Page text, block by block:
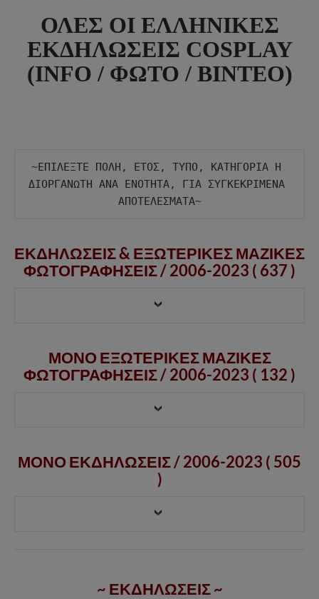
ΟΛΕΣ ΟΙ ΕΛΛΗΝΙΚΕΣ
ΕΚΔΗΛΩΣΕΙΣ COSPLAY
(INFO / ΦΩΤΟ / ΒΙΝΤΕΟ)
~ΕΠΙΛΕΞΤΕ ΠΟΛΗ, ΕΤΟΣ, ΤΥΠΟ, ΚΑΤΗΓΟΡΙΑ Η
ΔΙΟΡΓΑΝΩΤΗ ΑΝΑ ΕΝΟΤΗΤΑ, ΓΙΑ ΣΥΓΚΕΚΡΙΜΕΝΑ
ΑΠΟΤΕΛΕΣΜΑΤΑ~
ΕΚΔΗΛΩΣΕΙΣ & ΕΞΩΤΕΡΙΚΕΣ ΜΑΖΙΚΕΣ
ΦΩΤΟΓΡΑΦΗΣΕΙΣ /2006-2023 ( 637 )
ΜΟΝΟ ΕΞΩΤΕΡΙΚΕΣ ΜΑΖΙΚΕΣ
ΦΩΤΟΓΡΑΦΗΣΕΙΣ /2006-2023 ( 132 )
ΜΟΝΟ ΕΚΔΗΛΩΣΕΙΣ / 2006-2023 ( 505
)
~ ΕΚΔΗΛΩΣΕΙΣ ~